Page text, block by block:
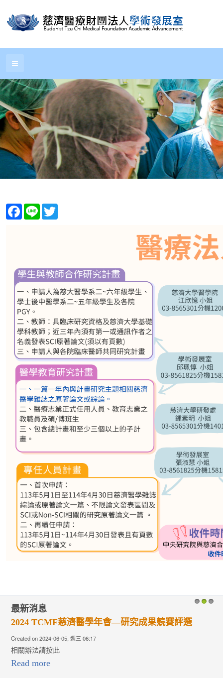
Facebook
Line
最新消息
2024 TCMF慈濟醫學年會—研究成果競賽評選
Created on 2024-06-05, 週三 06:17
相關辦法請按此
Read more